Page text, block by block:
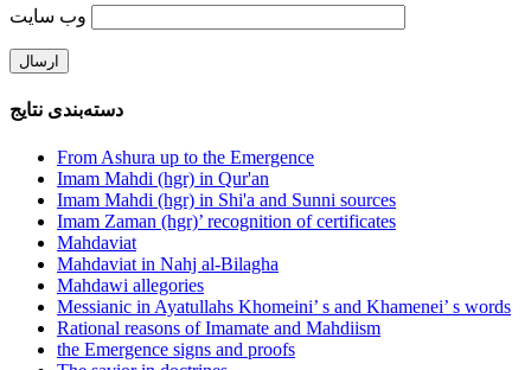
وب‌ سایت
دسته‌بندی نتایج
From Ashura up to the Emergence
Imam Mahdi (hgr) in Qur'an
Imam Mahdi (hgr) in Shi'a and Sunni sources
Imam Zaman (hgr)’ recognition of certificates
Mahdaviat
Mahdaviat in Nahj al-Bilagha
Mahdawi allegories
Messianic in Ayatullahs Khomeini’ s and Khamenei’ s words
Rational reasons of Imamate and Mahdiism
the Emergence signs and proofs